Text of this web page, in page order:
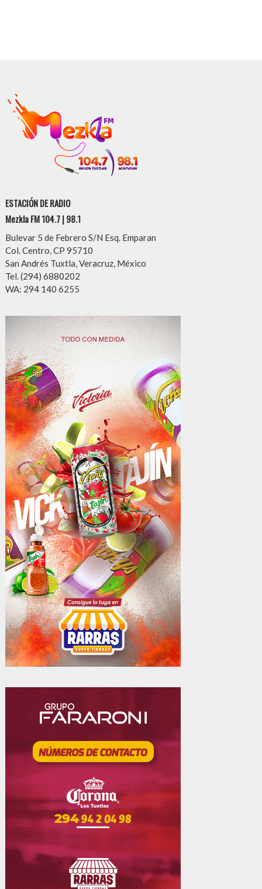
ESTACIÓN DE RADIO
Mezkla FM 104.7 | 98.1
Bulevar 5 de Febrero S/N Esq. Emparan
Col. Centro, CP 95710
San Andrés Tuxtla, Veracruz, México
Tel. (294) 6880202
WA: 294 140 6255